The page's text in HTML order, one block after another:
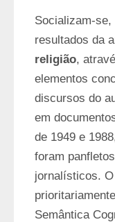
Socializam-
religião,
elementos
discursos do
em
de 1949 e
foram
jornalísticos.
Semântica